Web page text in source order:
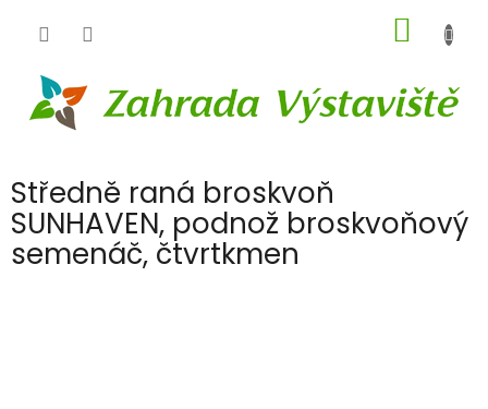
KOŠÍK
Středně raná broskvoň
SUNHAVEN, podnož broskvoňový
semenáč, čtvrtkmen